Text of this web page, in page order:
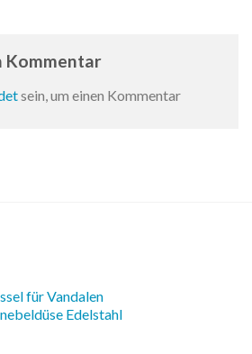
Kommentar
sein, um einen Kommentar
für Vandalen
Edelstahl